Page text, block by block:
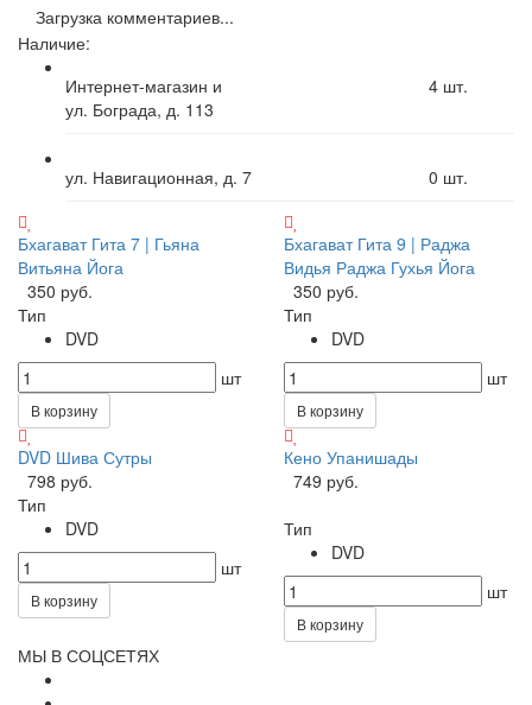
Загрузка комментариев...
Наличие:
Интернет-магазин и
ул. Бограда, д. 113
4 шт.
ул. Навигационная, д. 7 0 шт.
Бхагават Гита 7 | Гьяна
Витьяна Йога
350 руб.
Тип
DVD
шт
В корзину
Бхагават Гита 9 | Раджа
Видья Раджа Гухья Йога
350 руб.
Тип
DVD
шт
В корзину
DVD Шива Сутры
798 руб.
Тип
DVD
шт
В корзину
Кено Упанишады
749 руб.
Тип
DVD
шт
В корзину
МЫ В СОЦСЕТЯХ